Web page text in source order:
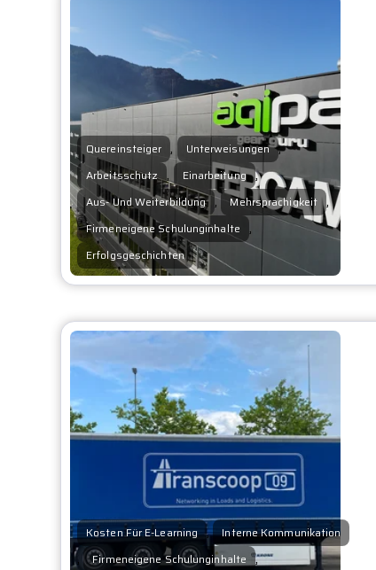
Quereinsteiger , Unterweisungen ,
Arbeitsschutz , Einarbeitung ,
Aus- Und Weiterbildung , Mehrsprachigkeit ,
Firmeneigene Schulunginhalte ,
Erfolgsgeschichten
Kosten Für E-Learning , Interne Kommunikation
, Firmeneigene Schulunginhalte ,